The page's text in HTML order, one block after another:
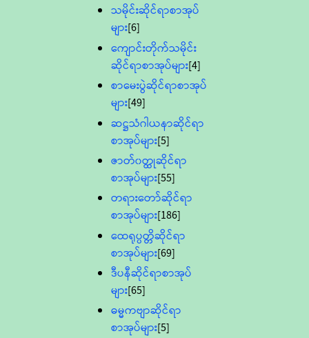
သမိုင်းဆိုင်ရာစာအုပ်
များ[6]
ကျောင်းတိုက်သမိုင်း
ဆိုင်ရာစာအုပ်များ[4]
စာမေးပွဲဆိုင်ရာစာအုပ်
များ[49]
ဆဋ္ဌသံဂါယနာဆိုင်ရာ
စာအုပ်များ[5]
ဇာတ်၀တ္ထုဆိုင်ရာ
စာအုပ်များ[55]
တရားတော်ဆိုင်ရာ
စာအုပ်များ[186]
ထေရုပ္ပတ္တိဆိုင်ရာ
စာအုပ်များ[69]
ဒီပနီဆိုင်ရာစာအုပ်
များ[65]
ဓမ္မကဗျာဆိုင်ရာ
စာအုပ်များ[5]